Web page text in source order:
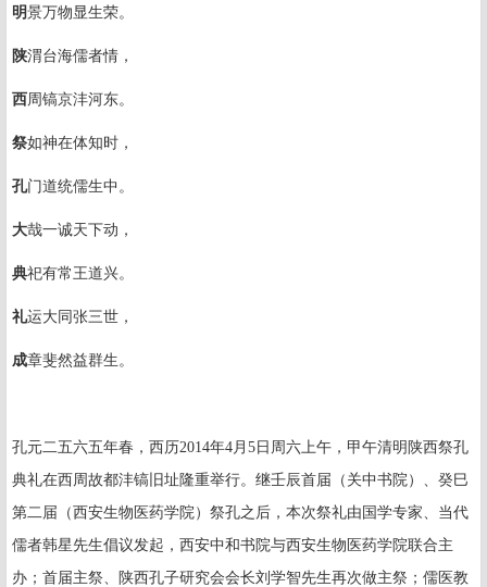
明景万物显生荣。
陕渭台海儒者情，
西周镐京沣河东。
祭如神在体知时，
孔门道统儒生中。
大哉一诚天下动，
典祀有常王道兴。
礼运大同张三世，
成章斐然益群生。
孔元二五六五年春，西历2014年4月 5 日周六上午，甲午清明陕西祭孔
典礼在西周故都沣镐旧址隆重举行。继壬辰首届（关中书院）、癸巳
第二届（西安生物医药学院）祭孔之后，本次祭礼由国学专家、当代
儒者韩星先生倡议发起，西安中和书院与西安生物医药学院联合主
办；首届主祭、陕西孔子研究会会长刘学智先生再次做主祭；儒医教